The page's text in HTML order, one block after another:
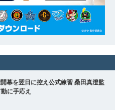
幕を翌日に控え公式練習 桑田真澄監
に手応え